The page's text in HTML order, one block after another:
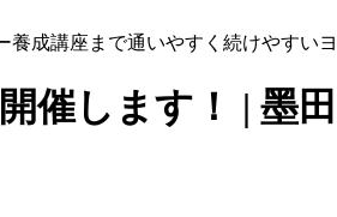
成講座まで通いやすく続けやすいヨ
催します！ | 墨